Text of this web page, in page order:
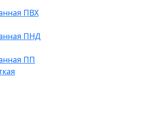
ПВХ
ПНД
ПП